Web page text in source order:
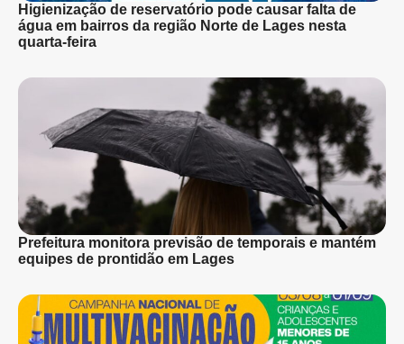
Higienização de reservatório pode causar falta de
água em bairros da região Norte de Lages nesta
quarta-feira
Prefeitura monitora previsão de temporais e mantém
equipes de prontidão em Lages